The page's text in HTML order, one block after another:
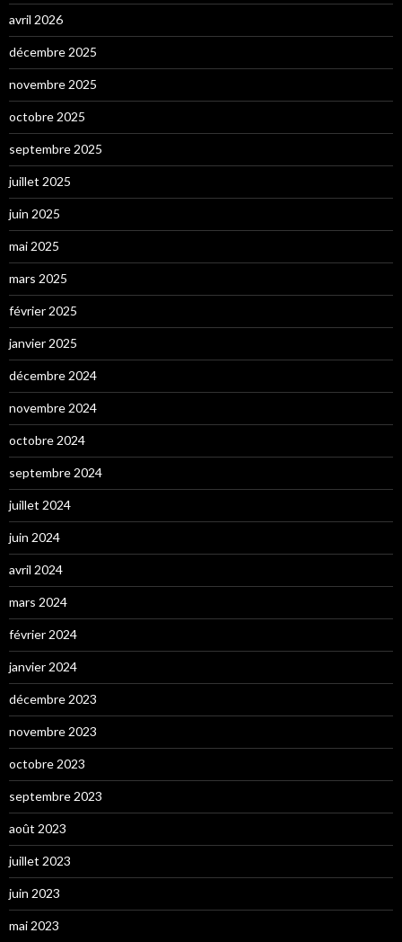
avril 2026
décembre 2025
novembre 2025
octobre 2025
septembre 2025
juillet 2025
juin 2025
mai 2025
mars 2025
février 2025
janvier 2025
décembre 2024
novembre 2024
octobre 2024
septembre 2024
juillet 2024
juin 2024
avril 2024
mars 2024
février 2024
janvier 2024
décembre 2023
novembre 2023
octobre 2023
septembre 2023
août 2023
juillet 2023
juin 2023
mai 2023